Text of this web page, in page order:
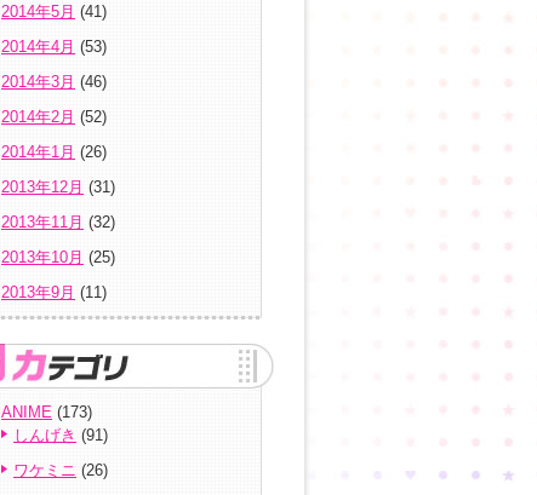
2014年5月 (41)
2014年4月 (53)
2014年3月 (46)
2014年2月 (52)
2014年1月 (26)
2013年12月 (31)
2013年11月 (32)
2013年10月 (25)
2013年9月 (11)
ANIME (173)
しんげき (91)
ワケミニ (26)